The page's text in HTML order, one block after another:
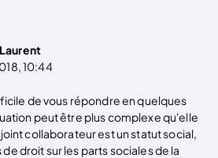
10:44
de vous répondre en quelques
peut être plus complexe qu'elle
collaborateur est un statut social,
droit sur les parts sociales de la